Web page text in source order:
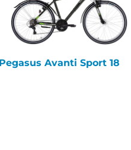
Pegasus Avanti Sport 18